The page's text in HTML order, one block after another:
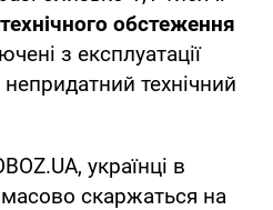
обстеження
з експлуатації
технічний
українці в
скаржаться на